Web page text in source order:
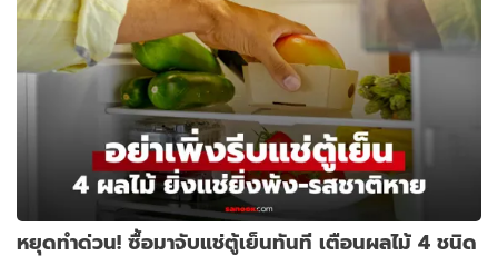
หยุดทำด่วน! ซื้อมาจับแช่ตู้เย็นทันที เตือนผลไม้ 4 ชนิด